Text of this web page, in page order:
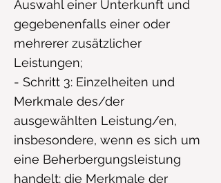
Auswahl einer Unterkunft und
gegebenenfalls einer oder
mehrerer zusätzlicher
Leistungen;
- Schritt 3: Einzelheiten und
Merkmale des/der
ausgewählten Leistung/en,
insbesondere, wenn es sich um
eine Beherbergungsleistung
handelt: die Merkmale der